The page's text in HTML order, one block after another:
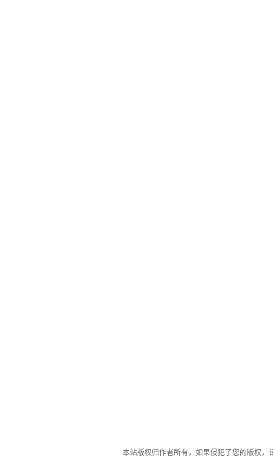
本站版权归作者所有，如果侵犯了您的版权